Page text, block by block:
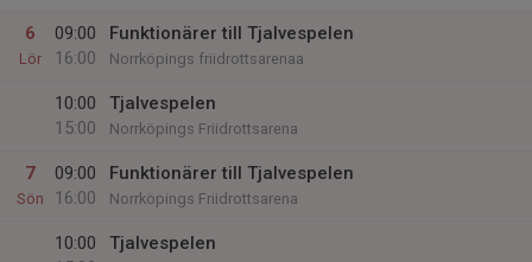
6
Lör
09:00
16:00
Funktionärer till Tjalvespelen
Norrköpings friidrottsarenaa
10:00
15:00
Tjalvespelen
Norrköpings Friidrottsarena
7
Sön
09:00
16:00
Funktionärer till Tjalvespelen
Norrköpings Friidrottsarena
10:00
Tjalvespelen